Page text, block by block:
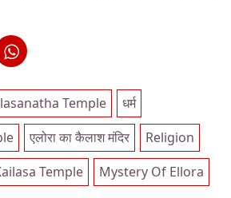
Temple
धर्म
एलोरा का कैलाश मंदिर
Religion
Temple Mystery Of Ellora